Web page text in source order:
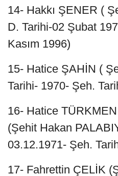
14- Hakkı ŞENER (
D. Tarihi-02 Şubat
Kasım 1996)
15- Hatice ŞAHİN (
Tarihi- 1970- Şeh.
16- Hatice
(Şehit Hakan
03.12.1971- Şeh.
17- Fahrettin ÇELİK